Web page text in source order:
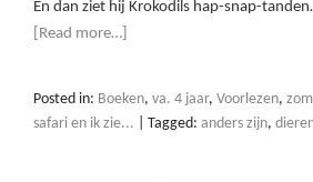
En dan ziet hij Krokodils hap-snap-
[Read more…]
Posted in: Boeken, va. 4 jaar, Voorlezen,
safari en ik zie...
Tagged: anders zijn,